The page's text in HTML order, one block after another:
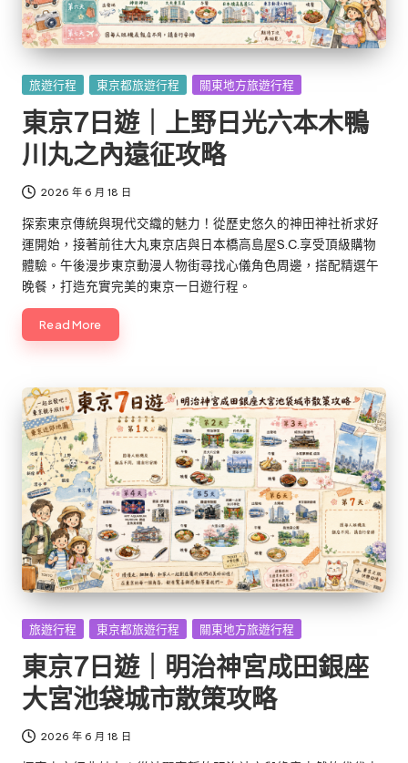
Posted
旅遊行程 東京都旅遊行程 關東地方旅遊行程
東京7日遊｜上野日光六本木鴨
川丸之內遠征攻略
2026 年 6 月 18 日
探索東京傳統與現代交織的魅力！從歷史悠久的神田神社祈求好
運開始，接著前往大丸東京店與日本橋高島屋S.C.享受頂級購物
體驗。午後漫步東京動漫人物街尋找心儀角色周邊，搭配精選午
晚餐，打造充實完美的東京一日遊行程。
Read More
Posted
旅遊行程 東京都旅遊行程 關東地方旅遊行程
東京7日遊｜明治神宮成田銀座
大宮池袋城市散策攻略
2026 年 6 月 18 日